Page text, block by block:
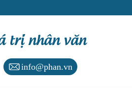
trị nhân văn
info@phan.vn